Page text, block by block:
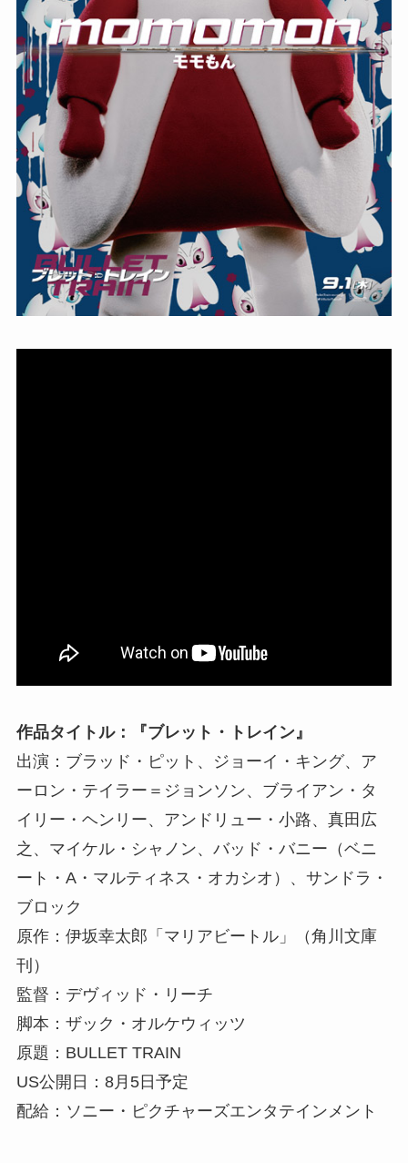
作品タイトル：『ブレット・トレイン』
出演：ブラッド・ピット、ジョーイ・キング、ア
ーロン・テイラー＝ジョンソン、ブライアン・タ
イリー・ヘンリー、アンドリュー・小路、真田広
之、マイケル・シャノン、バッド・バニー（ベニ
ート・A・マルティネス・オカシオ）、サンドラ・
ブロック
原作：伊坂幸太郎「マリアビートル」（角川文庫
刊）
監督：デヴィッド・リーチ
脚本：ザック・オルケウィッツ
原題：BULLET TRAIN
US公開日：8月5日予定
配給：ソニー・ピクチャーズエンタテインメント